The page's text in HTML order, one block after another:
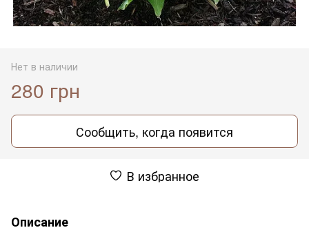
Нет в наличии
280 грн
Сообщить, когда появится
В избранное
Описание